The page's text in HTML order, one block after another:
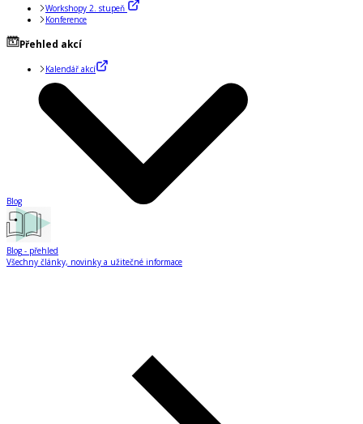
Workshopy 2. stupeň
Konference
Přehled akcí
Kalendář akcí
Blog
Blog - přehled
Všechny články, novinky a užitečné informace